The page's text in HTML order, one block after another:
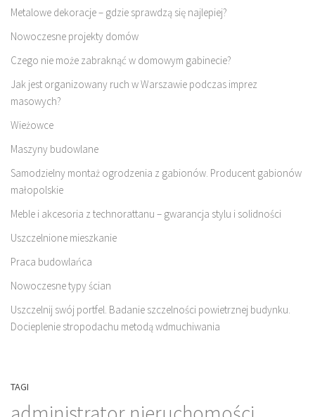
Metalowe dekoracje – gdzie sprawdzą się najlepiej?
Nowoczesne projekty domów
Czego nie może zabraknąć w domowym gabinecie?
Jak jest organizowany ruch w Warszawie podczas imprez
masowych?
Wieżowce
Maszyny budowlane
Samodzielny montaż ogrodzenia z gabionów. Producent gabionów
małopolskie
Meble i akcesoria z technorattanu – gwarancja stylu i solidności
Uszczelnione mieszkanie
Praca budowlańca
Nowoczesne typy ścian
Uszczelnij swój portfel. Badanie szczelności powietrznej budynku.
Docieplenie stropodachu metodą wdmuchiwania
TAGI